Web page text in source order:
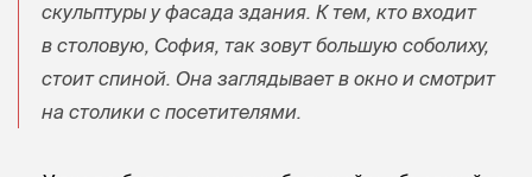
скульптуры у фасада здания. К тем, кто входит
в столовую, София, так зовут большую соболиху,
стоит спиной. Она заглядывает в окно и смотрит
на столики с посетителями.